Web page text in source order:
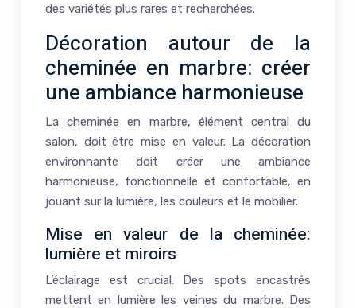
des variétés plus rares et recherchées.
Décoration autour de la
cheminée en marbre: créer
une ambiance harmonieuse
La cheminée en marbre, élément central du
salon, doit être mise en valeur. La décoration
environnante doit créer une ambiance
harmonieuse, fonctionnelle et confortable, en
jouant sur la lumière, les couleurs et le mobilier.
Mise en valeur de la cheminée:
lumière et miroirs
L’éclairage est crucial. Des spots encastrés
mettent en lumière les veines du marbre. Des